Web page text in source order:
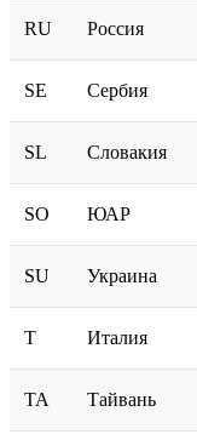
RU Россия
SE Сербия
SL Словакия
SO ЮАР
SU Украина
T Италия
TA Тайвань